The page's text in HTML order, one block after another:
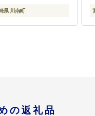
[C00901r808]
県 川南町
の返礼品